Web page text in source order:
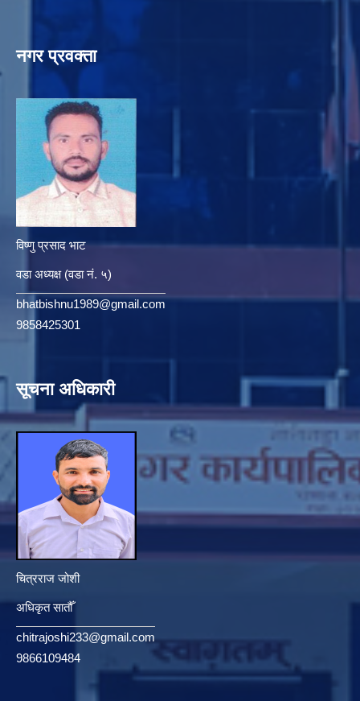
नगर प्रवक्ता
विष्णु प्रसाद भाट
वडा अध्यक्ष (वडा नं. ५)
bhatbishnu1989@gmail.com
9858425301
सूचना अधिकारी
चित्रराज जोशी
अधिकृत सातौँ
chitrajoshi233@gmail.com
9866109484